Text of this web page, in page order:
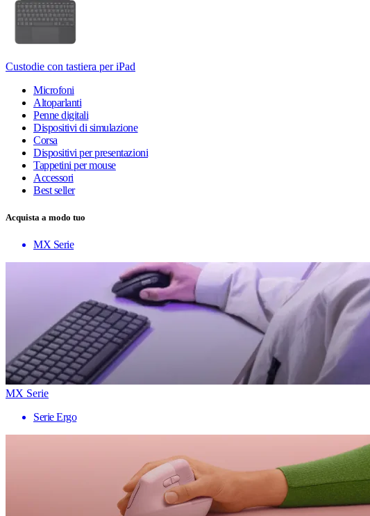
Custodie con tastiera per iPad
Microfoni
Altoparlanti
Penne digitali
Dispositivi di simulazione
Corsa
Dispositivi per presentazioni
Tappetini per mouse
Accessori
Best seller
Acquista a modo tuo
MX Serie
MX Serie
Serie Ergo